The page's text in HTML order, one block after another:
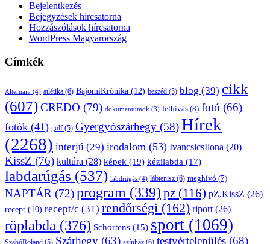
Bejelentkezés
Bejegyzések hírcsatorna
Hozzászólások hírcsatorna
WordPress Magyarország
Címkék
Alternaiv (4) atlétika (6) BajomiKrónika (12) beszéd (5) blog (39) cikk
(607)CREDO (79) dokumentumok (3) felhívás (8) fotó (66)
fotók (41) golf (5) Gyergyószárhegy (58)Hírek
(2268) interjú (29) irodalom (53) IvancsicsIlona (20)
KissZ (76) kultúra (28) képek (19) kézilabda (17)
labdarúgás (537) labdrúgás (4) lábtenisz (6) meghívó (7)
NAPTÁR (72)program (339) pz (116) pZ.KissZ (26)
recept (10) recept/c (31) rendőrségi (162) riport(26)
röplabda (376) Schortens (15) sport (1069)
SzabóRoland (5) Szárhegy (63) színház (6) testvértelepülés (68)